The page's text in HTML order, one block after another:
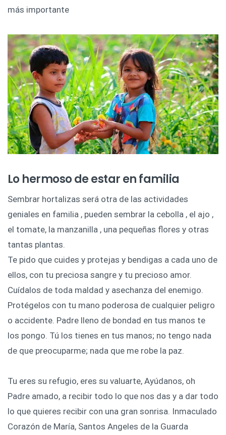
más importante
Lo hermoso de estar en familia
Sembrar hortalizas será otra de las actividades
geniales en familia , pueden sembrar la cebolla , el ajo ,
el tomate, la manzanilla , una pequeñas flores y otras
tantas plantas.
Te pido que cuides y protejas y bendigas a cada uno de
ellos, con tu preciosa sangre y tu precioso amor.
Cuídalos de toda maldad y asechanza del enemigo.
Protégelos con tu mano poderosa de cualquier peligro
o accidente. Padre lleno de bondad en tus manos te
los pongo. Tú los tienes en tus manos; no tengo nada
de que preocuparme; nada que me robe la paz.
Tu eres su refugio, eres su valuarte, Ayúdanos, oh
Padre amado, a recibir todo lo que nos das y a dar todo
lo que quieres recibir con una gran sonrisa. Inmaculado
Corazón de María, Santos Angeles de la Guarda